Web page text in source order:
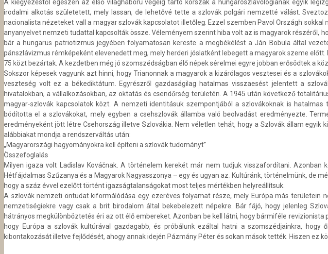
A kiegyezéstől egészen az első világháború végéig tartó korszak a hungaroszlavológianak egyik
irodalmi alkotás születetett, mely lassan, de lehetővé tette a szlovák polgári nemzetté válást.
nacionalista nézeteket vall a magyar szlovák kapcsolatot illetőleg. Ezzel szemben Pavol Országh
anyanyelvet nemzeti tudattal kapcsolták össze. Véleményem szerint hiba volt az is magyarok részéről,
bár a hungarus patriotizmus jegyében folyamatosan kereste a megbékélést a Ján Bobula által
pánszlávizmus rémképeként elevenedett meg, mely herderi jóslatként lebegett a magyarok szeme
75 közt bezártak. A kezdetben még jó szomszédságban élő népek sérelmei egyre jobban erősödtek a
Sokszor képesek vagyunk azt hinni, hogy Trianonnak a magyarok a kizárólagos vesztesei és a
veszteség volt ez a békediktátum. Egyrészről gazdaságilag hatalmas visszaesést jelentett a
hivatalokban, a vállalkozásokban, az oktatás és csendőrség területén. A 1945 után következő
magyar-szlovák kapcsolatok közt. A nemzeti identitásuk szempontjából a szlovákoknak is
bódította el a szlovákokat, mely egyben a csehszlovák államba való beolvadást eredményezte.
eredményeként jött létre Csehország illetve Szlovákia. Nem véletlen tehát, hogy a Szlovák állam
alábbiakat mondja a rendszerváltás után:
„Magyarországi hagyományokra kell építeni a szlovák tudományt”
Összefoglalás
Milyen igaza volt Ladislav Kováčnak. A történelem kerekét már nem tudjuk visszafordítani.
Hétfájdalmas Szűzanya és a Magyarok Nagyasszonya – egy és ugyan az. Kultúránk, történelmünk, de
hogy a száz évvel ezelőtt történt igazságtalanságokat most teljes mértékben helyreállítsuk.
A szlovák nemzeti öntudat kiformálódása egy ezeréves folyamat része, mely Európa más területein
nemzetiségiekre vagy csak a brit birodalom által bekebelezett népekre. Bár fájó, hogy jelenleg
hátrányos megkülönböztetés éri az ott élő embereket. Azonban be kell látni, hogy bármiféle
hogy Európa a szlovák kultúrával gazdagabb, és próbálunk ezáltal hatni a szomszédjainkra,
kibontakozását illetve fejlődését, ahogy annak idején Pázmány Péter és sokan mások tették. Hiszen ez